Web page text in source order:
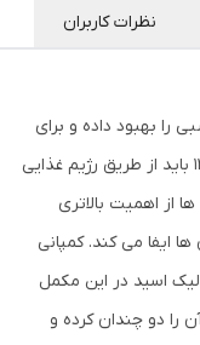
نظرات کاربران
را بهبود داده و برای
تکثیر سلولی بسیار ضروری است. ویتامین ب 12 باید از طریق رژیم غذایی
از اهمیت بالاتری
ایفا می کند. کمپانی
ویتامین ب 12 را با فولیک اسید در این مکمل
را دو چندان کرده و